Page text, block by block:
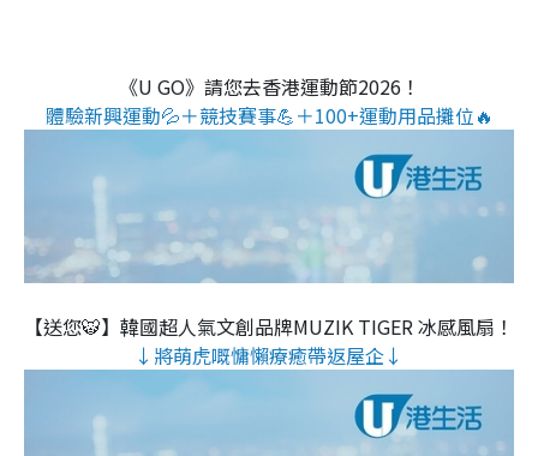
《U GO》請您去香港運動節2026！
體驗新興運動💦＋競技賽事💪＋100+運動用品攤位🔥
【送您🐯】韓國超人氣文創品牌MUZIK TIGER 冰感風扇！
↓將萌虎嘅慵懶療癒帶返屋企↓